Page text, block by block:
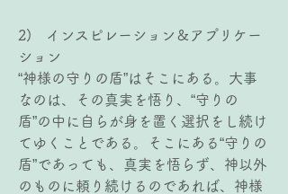
2)   インスピレーション＆アプリケー
ション
“神様の守りの盾”はそこにある。大事
なのは、その真実を悟り、“守りの
盾”の中に自らが身を置く選択をし続け
てゆくことである。そこにある“守りの
盾”であっても、真実を悟らず、神以外
のものに頼り続けるのであれば、神様